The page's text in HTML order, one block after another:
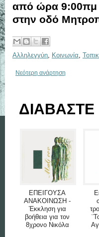
από ώρα 9:00πμ
στην οδό
Αλληλεγγύη, Κοινωνία,
Νεότερη ανάρτηση
ΔΙΑΒΑΣΤΕ
ΕΠΕΙΓΟΥΣΑ
ΑΝΑΚΟΙΝΩΣΗ -
Έκκληση για
βοήθεια για τον
8χρονο Νικόλα